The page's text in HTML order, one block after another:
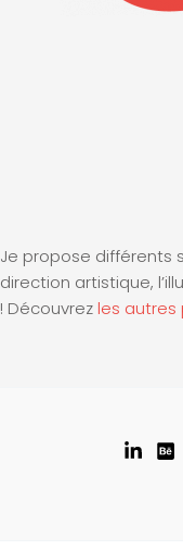
Je propose différents
direction artistique,
! Découvrez les autres